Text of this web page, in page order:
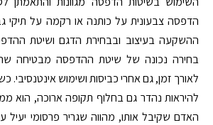
הדפסה צבעונית על כותנה או רקמה על תיקי
ההשקעה בעיצוב ובבחירת הדגם ושיטת
בחירה נכונה של שיטת ההדפסה מבטיחה
לאורך זמן, גם אחרי כביסות ושימוש
להיראות נהדר גם בחלוף תקופה ארוכה, הוא
האדם שקיבל אותו, מהווה שגריר פרסומי יעיל